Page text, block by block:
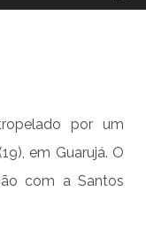
por um
em Guarujá. O
com a Santos